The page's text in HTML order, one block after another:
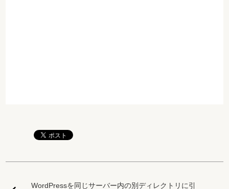
WordPressを同じサーバー内の別ディレクトリに引